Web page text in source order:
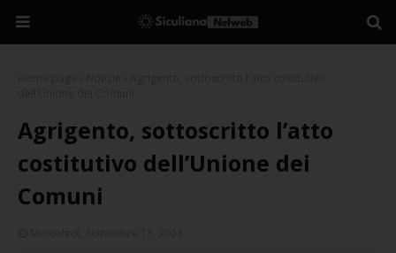
Agrigento, sottoscritto l’atto
costitutivo dell’Unione dei
Comuni